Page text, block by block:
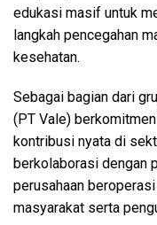
edukasi masif untuk
langkah pencegahan
kesehatan.
Sebagai bagian dari
(PT Vale)
kontribusi nyata di
berkolaborasi dengan
perusahaan
masyarakat serta